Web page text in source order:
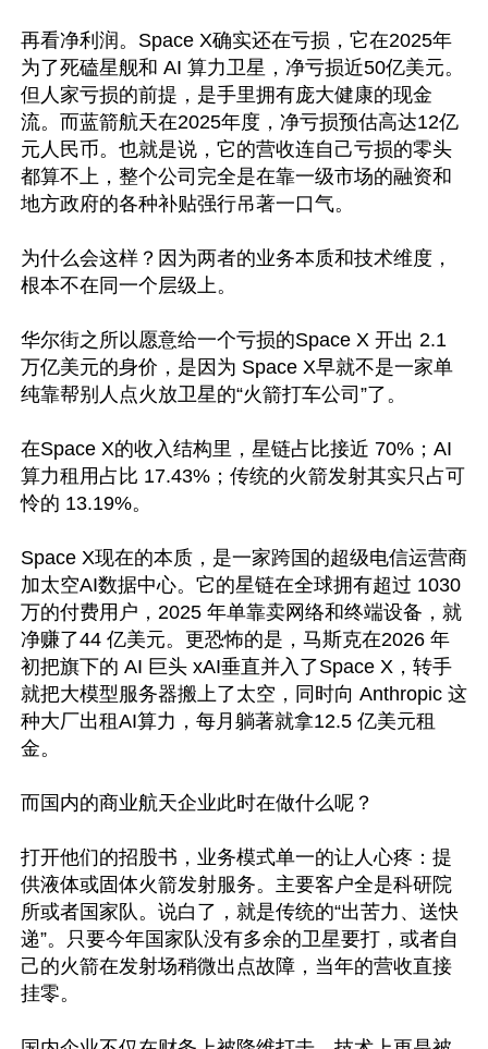
再看净利润。Space X确实还在亏损，它在2025年
为了死磕星舰和 AI 算力卫星，净亏损近50亿美元。
但人家亏损的前提，是手里拥有庞大健康的现金
流。而蓝箭航天在2025年度，净亏损预估高达12亿
元人民币。也就是说，它的营收连自己亏损的零头
都算不上，整个公司完全是在靠一级市场的融资和
地方政府的各种补贴强行吊著一口气。
为什么会这样？因为两者的业务本质和技术维度，
根本不在同一个层级上。
华尔街之所以愿意给一个亏损的Space X 开出 2.1
万亿美元的身价，是因为 Space X早就不是一家单
纯靠帮别人点火放卫星的“火箭打车公司”了。
在Space X的收入结构里，星链占比接近 70%；AI
算力租用占比 17.43%；传统的火箭发射其实只占可
怜的 13.19%。
Space X现在的本质，是一家跨国的超级电信运营商
加太空AI数据中心。它的星链在全球拥有超过 1030
万的付费用户，2025 年单靠卖网络和终端设备，就
净赚了44 亿美元。更恐怖的是，马斯克在2026 年
初把旗下的 AI 巨头 xAI垂直并入了Space X，转手
就把大模型服务器搬上了太空，同时向 Anthropic 这
种大厂出租AI算力，每月躺著就拿12.5 亿美元租
金。
而国内的商业航天企业此时在做什么呢？
打开他们的招股书，业务模式单一的让人心疼：提
供液体或固体火箭发射服务。主要客户全是科研院
所或者国家队。说白了，就是传统的“出苦力、送快
递”。只要今年国家队没有多余的卫星要打，或者自
己的火箭在发射场稍微出点故障，当年的营收直接
挂零。